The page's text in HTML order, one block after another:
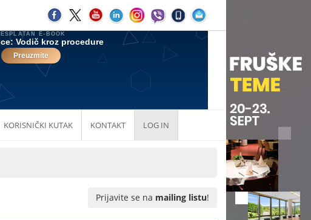
KORISNIČKI KUTAK KONTAKT LOG IN
Prijavite se na mailing listu!